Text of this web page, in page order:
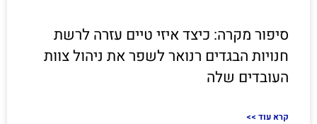
סיפור מקרה: כיצד איזי טיים עזרה לרשת
חנויות הבגדים רנואר לשפר את ניהול צוות
העובדים שלה
<< קרא עוד